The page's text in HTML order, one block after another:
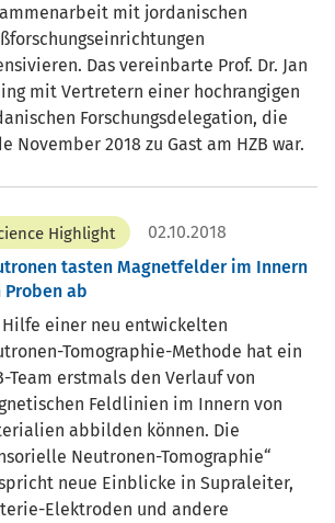
mit jordanischen
Das vereinbarte Prof. Dr. Jan
mit Vertretern einer hochrangigen
Forschungsdelegation, die
November 2018 zu Gast am HZB war.
Highlight
02.10.2018
tasten Magnetfelder im Innern
Proben ab
einer neu entwickelten
Tomographie-Methode hat ein
Team erstmals den Verlauf von
Feldlinien im Innern von
abbilden können. Die
Neutronen-Tomographie“
neue Einblicke in Supraleiter,
Elektroden und andere